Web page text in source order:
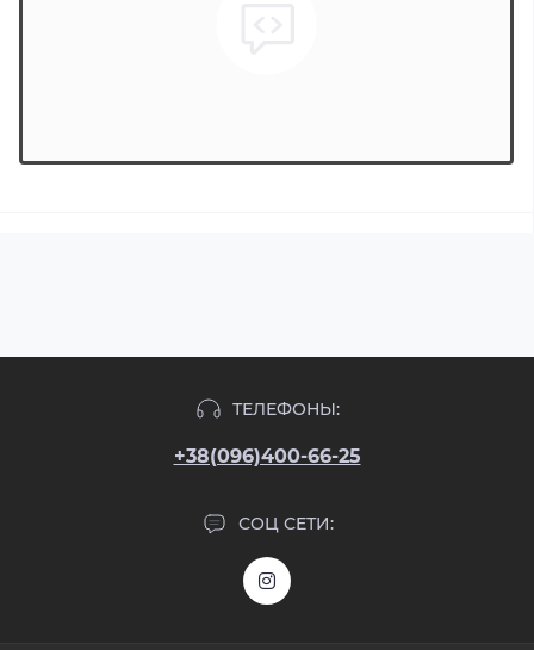
ТЕЛЕФОНЫ:
+38(096)400-66-25
СОЦ СЕТИ: